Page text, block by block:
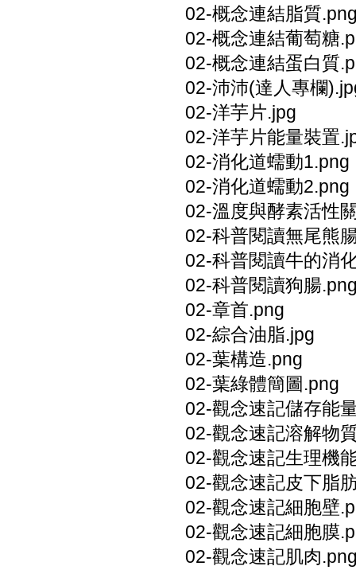
02-概念連結脂質
02-概念連結葡萄糖
02-概念連結蛋白質
02-沛沛(達人專欄
02-洋芋片.jpg
02-洋芋片能量裝置
02-消化道蠕動1.png
02-消化道蠕動2.png
02-溫度與酵素活性
02-科普閱讀無尾熊
02-科普閱讀牛的消
02-科普閱讀狗腸
02-章首.png
02-綜合油脂.jpg
02-葉構造.png
02-葉綠體簡圖.png
02-觀念速記儲存能
02-觀念速記溶解物
02-觀念速記生理機
02-觀念速記皮下脂
02-觀念速記細胞壁
02-觀念速記細胞膜
02-觀念速記肌肉